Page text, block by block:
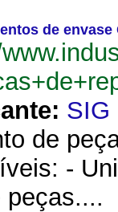
de
SIG
de
-
peças....